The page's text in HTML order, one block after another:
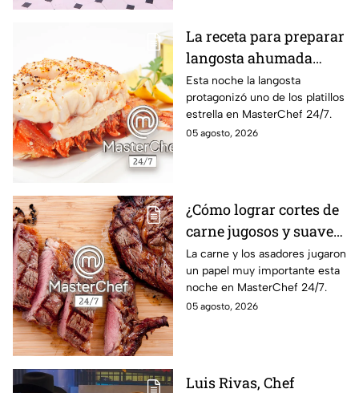
La receta para preparar
langosta ahumada
como en MasterChef
24/7
Esta noche la langosta
protagonizó uno de los platillos
estrella en MasterChef 24/7.
05 agosto, 2026
¿Cómo lograr cortes de
carne jugosos y suaves
al estilo MasterChef
24/7?
La carne y los asadores jugaron
un papel muy importante esta
noche en MasterChef 24/7.
05 agosto, 2026
Luis Rivas, Chef